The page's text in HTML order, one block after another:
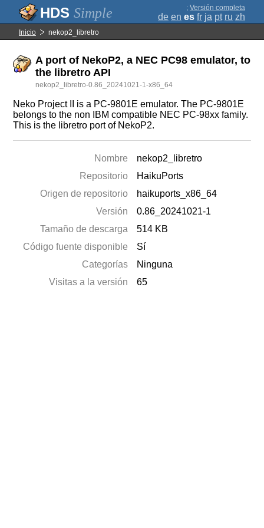
Simple ; Versión completa
de en es fr ja pt ru zh
Inicio nekop2_libretro
A port of NekoP2, a NEC PC98 emulator, to
the libretro API
nekop2_libretro-0.86_20241021-1-x86_64
Neko Project II is a PC-9801E emulator. The PC-9801E
belongs to the non IBM compatible NEC PC-98xx family.
This is the libretro port of NekoP2.
Nombre
nekop2_libretro
Repositorio
HaikuPorts
Origen de repositorio
haikuports_x86_64
Versión
0.86_20241021-1
Tamaño de descarga
514 KB
Código fuente disponible
Sí
Categorías
Ninguna
Visitas a la versión
65